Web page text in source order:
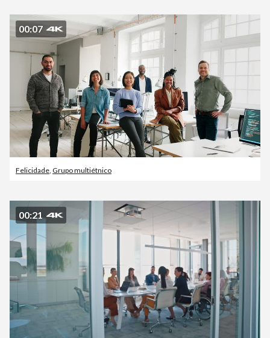
00:07
Felicidade Grupo multiétnico
00:21